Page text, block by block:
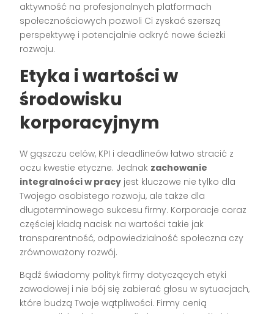
aktywność na profesjonalnych platformach
społecznościowych pozwoli Ci zyskać szerszą
perspektywę i potencjalnie odkryć nowe ścieżki
rozwoju.
Etyka i wartości w
środowisku
korporacyjnym
W gąszczu celów, KPI i deadlineów łatwo stracić z
oczu kwestie etyczne. Jednak zachowanie
integralności w pracy jest kluczowe nie tylko dla
Twojego osobistego rozwoju, ale także dla
długoterminowego sukcesu firmy. Korporacje coraz
częściej kładą nacisk na wartości takie jak
transparentność, odpowiedzialność społeczna czy
zrównoważony rozwój.
Bądź świadomy polityk firmy dotyczących etyki
zawodowej i nie bój się zabierać głosu w sytuacjach,
które budzą Twoje wątpliwości. Firmy cenią